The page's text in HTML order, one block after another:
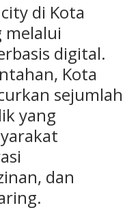
di Kota
melalui
digital.
Kota
sejumlah
yang
dan